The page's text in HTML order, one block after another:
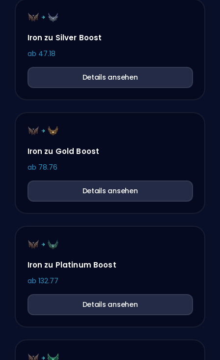
Iron zu Silver Boost
ab 47.18
Details ansehen
Iron zu Gold Boost
ab 78.76
Details ansehen
Iron zu Platinum Boost
ab 132.77
Details ansehen